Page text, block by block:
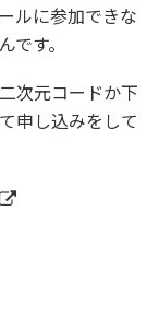
ルに参加できな
す。
次元コードか下
申し込みをして